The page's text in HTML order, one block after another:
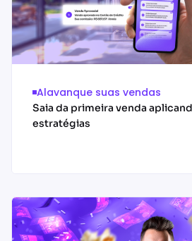
Alavanque suas vendas
Saia da primeira venda
estratégias
Acessar conteúdo